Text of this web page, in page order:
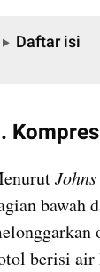
Daftar isi
bawah
berisi air